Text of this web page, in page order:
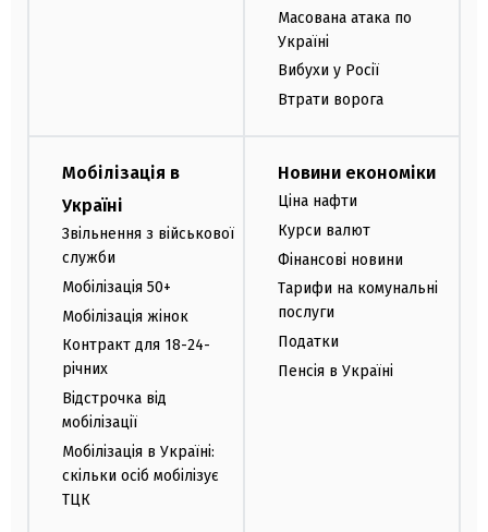
Масована атака по
Україні
Вибухи у Росії
Втрати ворога
Мобілізація в
Україні
Звільнення з військової
служби
Мобілізація 50+
Мобілізація жінок
Контракт для 18-24-
річних
Відстрочка від
мобілізації
Мобілізація в Україні:
скільки осіб мобілізує
ТЦК
Новини економіки
Ціна нафти
Курси валют
Фінансові новини
Тарифи на комунальні
послуги
Податки
Пенсія в Україні